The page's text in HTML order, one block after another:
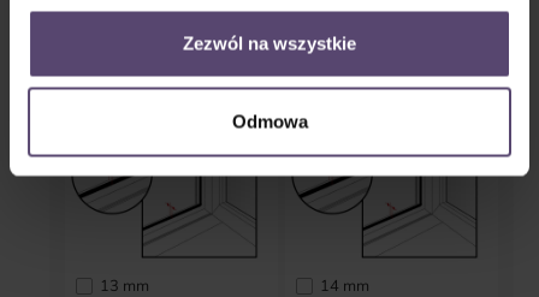
Zezwól na wszystkie
Odmowa
11 mm 12 mm
13 mm 14 mm